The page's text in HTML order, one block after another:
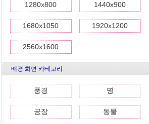
1280x800 1440x900
1680x1050 1920x1200
2560x1600
배경 화면 카테고리
풍경 명
공장 동물